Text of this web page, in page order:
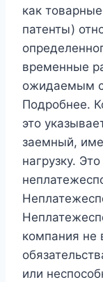
как
патенты)
временные
ожидаемым
Подробнее.
это
заемный,
нагрузку.
компания не
или